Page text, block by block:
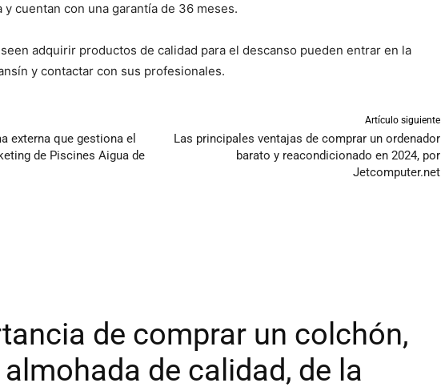
y cuentan con una garantía de 36 meses.
adquirir productos de calidad para el descanso pueden entrar en la
y contactar con sus profesionales.
externa que gestiona el
de Piscines Aigua de
Artículo siguiente
Las principales ventajas de comprar un ordenador
barato y reacondicionado en 2024, por
Jetcomputer.net
de comprar un colchón,
de calidad, de la